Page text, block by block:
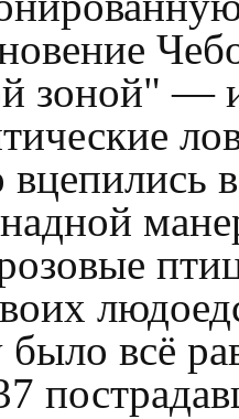
зоной" —
вцепились
было всё